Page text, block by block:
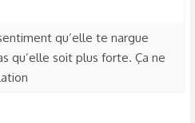
qu’elle te nargue
qu’elle soit plus forte. Ça ne